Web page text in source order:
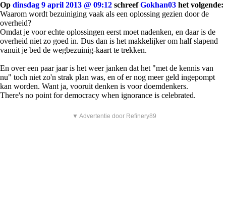
Op dinsdag 9 april 2013 @ 09:12 schreefGokhan03 het volgende:
Waarom wordt bezuiniging vaak als een oplossing gezien door de
overheid?
Omdat je voor echte oplossingen eerst moet nadenken, en daar is de
overheid niet zo goed in. Dus dan is het makkelijker om half slapend
vanuit je bed de wegbezuinig-kaart te trekken.
En over een paar jaar is het weer janken dat het "met de kennis van
nu" toch niet zo'n strak plan was, en of er nog meer geld ingepompt
kan worden. Want ja, vooruit denken is voor doemdenkers.
There's no point for democracy when ignorance is celebrated.
▼ Advertentie door Refinery89